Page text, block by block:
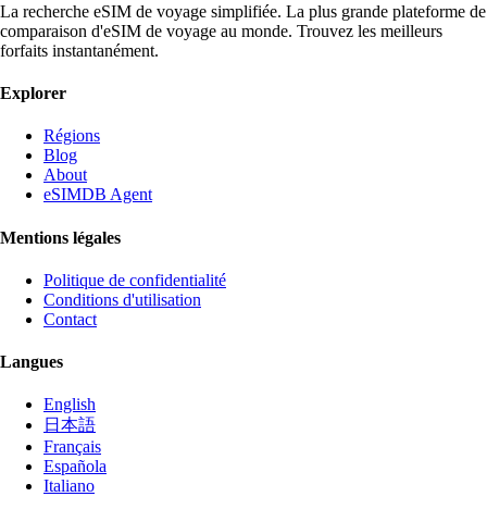
La recherche eSIM de voyage simplifiée. La plus grande plateforme de
comparaison d'eSIM de voyage au monde. Trouvez les meilleurs
forfaits instantanément.
Explorer
Régions
Blog
About
eSIMDB Agent
Mentions légales
Politique de confidentialité
Conditions d'utilisation
Contact
Langues
English
日本語
Français
Española
Italiano